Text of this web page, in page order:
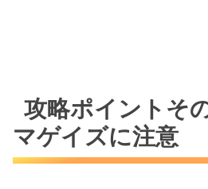
攻略ポイントそ
マゲイズに注意